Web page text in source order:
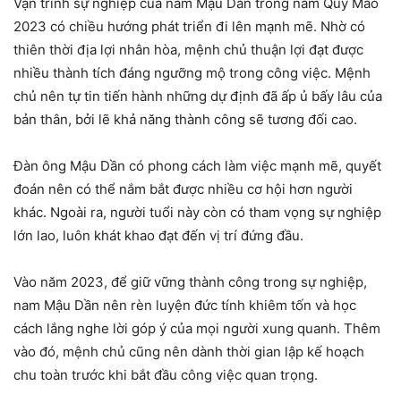
2023 có chiều hướng phát triển đi lên mạnh mẽ. Nhờ có
thiên thời địa lợi nhân hòa, mệnh chủ thuận lợi đạt được
nhiều thành tích đáng ngưỡng mộ trong công việc. Mệnh
chủ nên tự tin tiến hành những dự định đã ấp ủ bấy lâu của
bản thân, bởi lẽ khả năng thành công sẽ tương đối cao.
Đàn ông Mậu Dần có phong cách làm việc mạnh mẽ, quyết
đoán nên có thể nắm bắt được nhiều cơ hội hơn người
khác. Ngoài ra, người tuổi này còn có tham vọng sự nghiệp
lớn lao, luôn khát khao đạt đến vị trí đứng đầu.
Vào năm 2023, để giữ vững thành công trong sự nghiệp,
nam Mậu Dần nên rèn luyện đức tính khiêm tốn và học
cách lắng nghe lời góp ý của mọi người xung quanh. Thêm
vào đó, mệnh chủ cũng nên dành thời gian lập kế hoạch
chu toàn trước khi bắt đầu công việc quan trọng.